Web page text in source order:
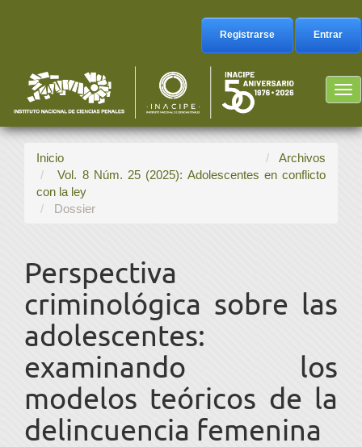
Barra
lateral
Registrarse Entrar
Inicio
Archivos
Vol. 8 Núm. 25 (2025): Adolescentes en conflicto
con la ley
Dossier
Perspectiva
criminológica sobre las
adolescentes:
examinando los
modelos teóricos de la
delincuencia femenina